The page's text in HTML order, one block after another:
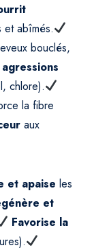
et abîmés.
bouclés,
chlore).
la fibre
aux
et apaise les
et
Favorise la